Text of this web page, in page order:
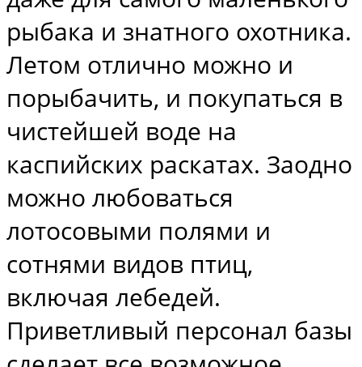
рыбака и знатного охотника.
Летом отлично можно и
порыбачить, и покупаться в
чистейшей воде на
каспийских раскатах. Заодно
можно любоваться
лотосовыми полями и
сотнями видов птиц,
включая лебедей.
Приветливый персонал базы